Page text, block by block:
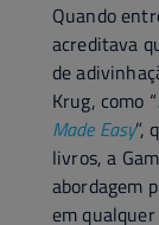
Quando
acreditava
de
Krug, como “
Made Easy”,
livros, a
abordagem
em